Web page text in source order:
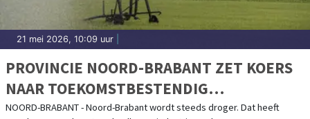
21 mei 2026, 10:09 uur
PROVINCIE NOORD-BRABANT ZET KOERS
NAAR TOEKOMSTBESTENDIG
GRONDWATERGEBRUIK
NOORD-BRABANT - Noord-Brabant wordt steeds droger. Dat heeft